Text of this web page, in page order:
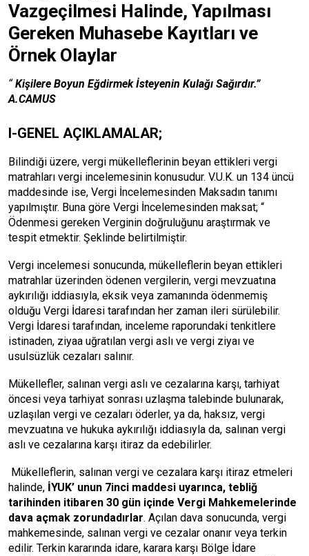
Vazgeçilmesi Halinde, Yapılması
Gereken Muhasebe Kayıtları ve
Örnek Olaylar
“Kişilere Boyun Eğdirmek İsteyenin Kulağı Sağırdır.”
A.CAMUS
I-GENEL AÇIKLAMALAR;
Bilindiği üzere, vergi mükelleflerinin beyan ettikleri vergi
matrahları vergi incelemesinin konusudur. V.U.K. un 134 üncü
maddesinde ise, Vergi İncelemesinden Maksadın tanımı
yapılmıştır. Buna göre Vergi İncelemesinden maksat; “
Ödenmesi gereken Verginin doğruluğunu araştırmak ve
tespit etmektir. Şeklinde belirtilmiştir.
Vergi incelemesi sonucunda, mükelleflerin beyan ettikleri
matrahlar üzerinden ödenen vergilerin, vergi mevzuatına
aykırılığı iddiasıyla, eksik veya zamanında ödenmemiş
olduğu Vergi İdaresi tarafından her zaman ileri sürülebilir.
Vergi İdaresi tarafından, inceleme raporundaki tenkitlere
istinaden, ziyaa uğratılan vergi aslı ve vergi ziyaı ve
usulsüzlük cezaları salınır.
Mükellefler, salınan vergi aslı ve cezalarına karşı, tarhiyat
öncesi veya tarhiyat sonrası uzlaşma talebinde bulunarak,
uzlaşılan vergi ve cezaları öderler, ya da, haksız, vergi
mevzuatına ve hukuka aykırılığı iddiasıyla da, salınan vergi
aslı ve cezalarına karşı itiraz da edebilirler.
Mükelleflerin, salınan vergi ve cezalara karşı itiraz etmeleri
halinde, İYUK’ unun 7inci maddesi uyarınca, tebliğ
tarihinden itibaren 30 gün içinde Vergi Mahkemelerinde
dava açmak zorundadırlar. Açılan dava sonucunda, vergi
mahkemesinde, salınan vergi ve cezalar onanır veya terkin
edilir. Terkin kararında idare, karara karşı Bölge İdare